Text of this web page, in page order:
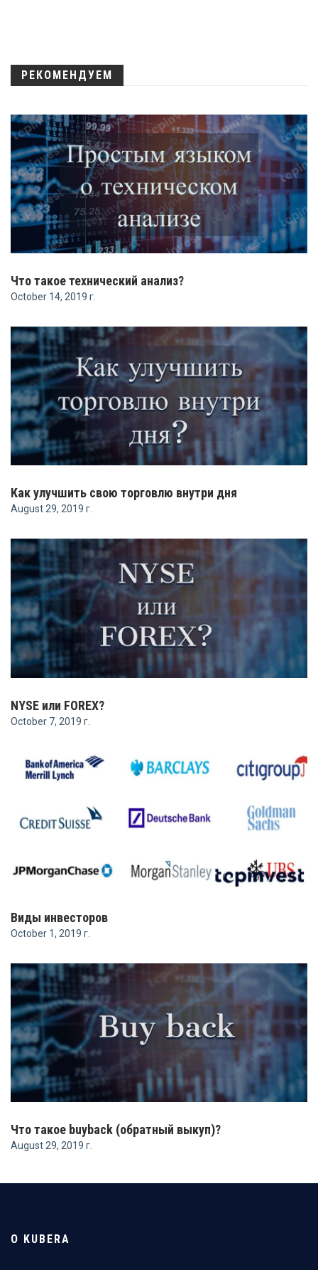
РЕКОМЕНДУЕМ
Что такое технический анализ?
October 14, 2019 г.
Как улучшить свою торговлю внутри дня
August 29, 2019 г.
NYSE или FOREX?
October 7, 2019 г.
Виды инвесторов
October 1, 2019 г.
Что такое buyback (обратный выкуп)?
August 29, 2019 г.
О KUBERA